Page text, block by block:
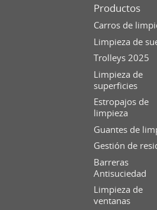
Productos
Carros de
Limpieza de
Trolleys 2025
Limpieza de
superficies
Estropajos de
limpieza
Guantes de
Gestión de
Barreras
Antisuciedad
Limpieza de
ventanas